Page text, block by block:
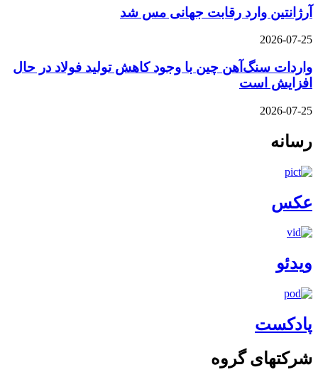
آرژانتین وارد رقابت جهانی مس شد
2026-07-25
واردات سنگ‌آهن چین با وجود کاهش تولید فولاد در حال
افزایش است
2026-07-25
رسانه
عکس
ویدئو
پادکست
شرکتهای گروه